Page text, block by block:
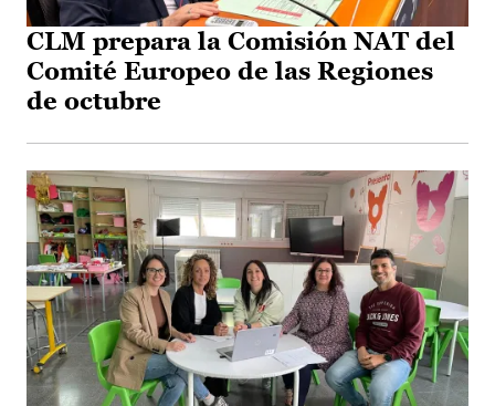
CLM prepara la Comisión NAT del
Comité Europeo de las Regiones
de octubre